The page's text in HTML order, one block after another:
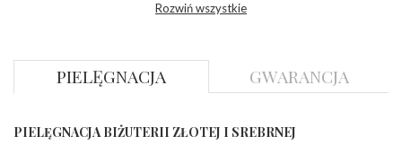
dół:
Szerokość szyny
bok
ok. 4 mm
DIAMENTY
Rozwiń wszystkie
PIELĘGNACJA GWARANCJA
PIELĘGNACJA BIŻUTERII ZŁOTEJ I SREBRNEJ